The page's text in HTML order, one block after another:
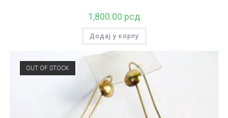
1,800.00 рсд
Додај у корпу
OUT OF STOCK